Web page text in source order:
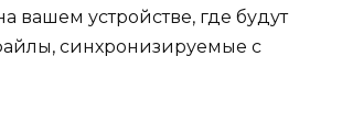
вашем устройстве, где будут
синхронизируемые с